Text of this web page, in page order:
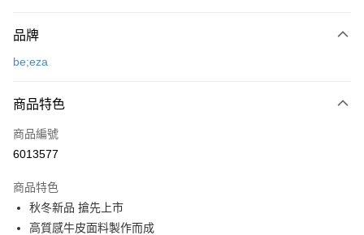
信用卡一次付款
LINE Pay
Apple Pay
悠遊付
ATM付款
品牌
be;eza
商品特色
商品編號
6013577
商品特色
秋冬新品 搶先上市
高質感牛皮面料製作而成